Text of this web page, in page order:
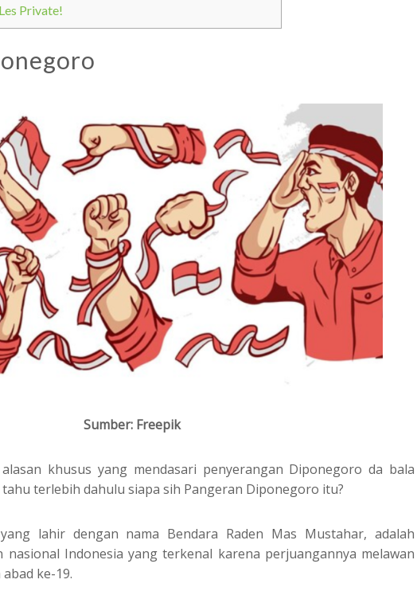
Private!
Sumber: Freepik
khusus yang mendasari penyerangan Diponegoro da bala
terlebih dahulu siapa sih Pangeran Diponegoro itu?
lahir dengan nama Bendara Raden Mas Mustahar, adalah
Indonesia yang terkenal karena perjuangannya melawan
ke-19.